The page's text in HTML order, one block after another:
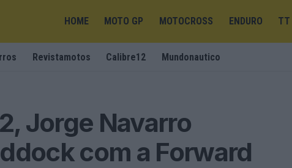
HOME MOTO GP MOTOCROSS ENDURO TT
Revistamotos Calibre12 Mundonautico
Jorge Navarro
com a Forward